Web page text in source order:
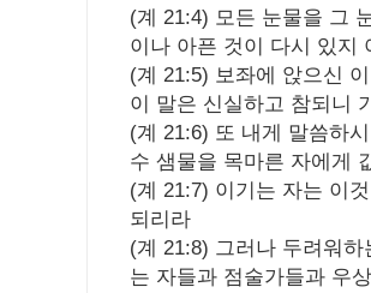
(계 21:4) 모든 눈물을 그
이나 아픈 것이 다시 있지
(계 21:5) 보좌에 앉으신
이 말은 신실하고 참되니
(계 21:6) 또 내게 말씀하
수 샘물을 목마른 자에게
(계 21:7) 이기는 자는 이
되리라
(계 21:8) 그러나 두려워
는 자들과 점술가들과 우